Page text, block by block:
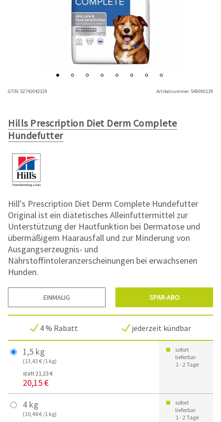
GTIN:52742042329 Artikelnummer:540000139
Hills Prescription Diet Derm Complete
Hundefutter
Hill's Prescription Diet Derm Complete Hundefutter
Original ist ein diätetisches Alleinfuttermittel zur
Unterstützung der Hautfunktion bei Dermatose und
übermäßigem Haarausfall und zur Minderung von
Ausgangserzeugnis- und
Nährstoffintoleranzerscheinungen bei erwachsenen
Hunden.
EINMALIG SPAR-ABO
4 % Rabatt jederzeit kündbar
1,5 kg
(13,43 € /1 kg)
statt 21,23 €
20,15 €
sofort
lieferbar
1 - 2 Tage
4 kg
(10,48 € /1 kg)
sofort
lieferbar
1 - 2 Tage